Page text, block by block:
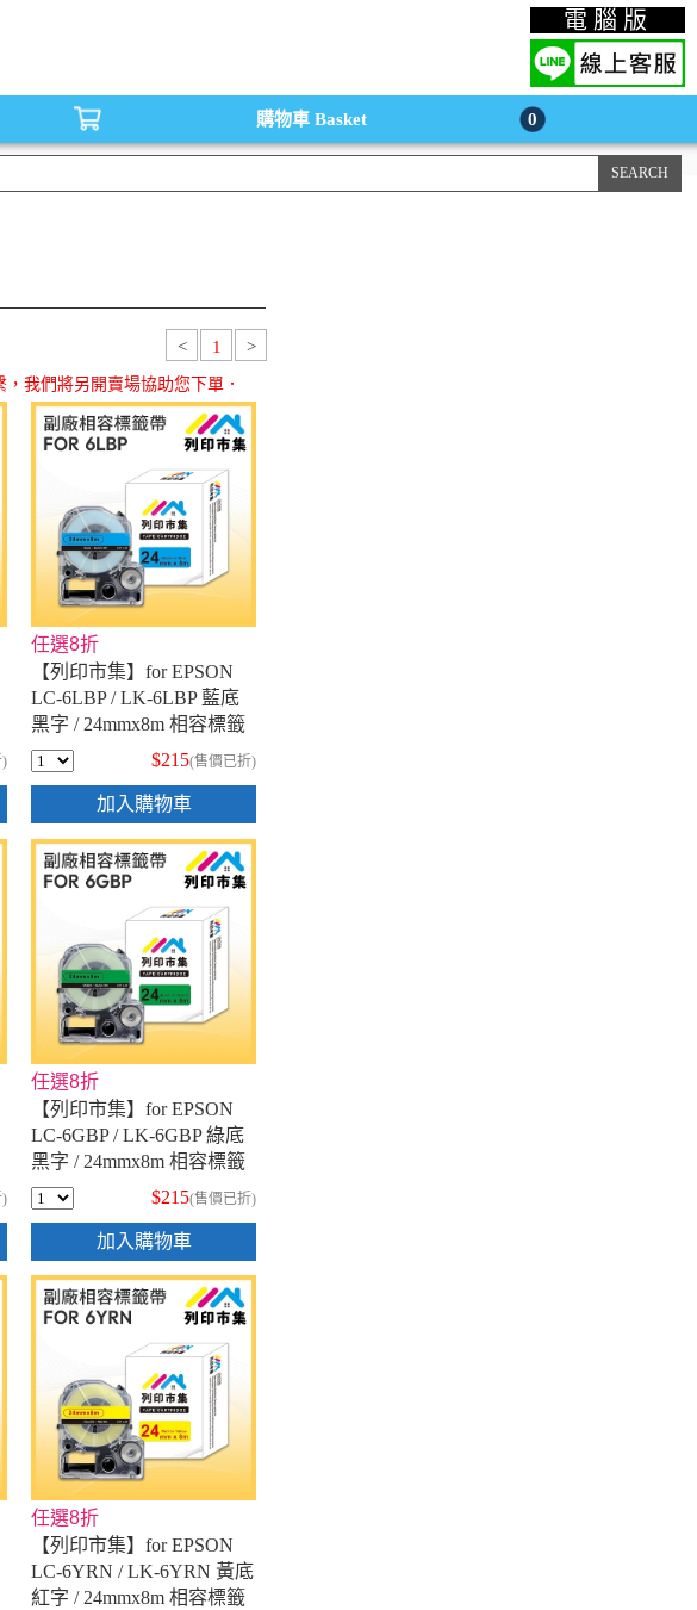
-office24列印倉庫線上購物手機版 電腦版
購物車 Basket 0
< 1 >
我們將另開賣場協助您下單．
)
任選8折
【列印市集】for EPSON
LC-6LBP / LK-6LBP 藍底
黑字 / 24mmx8m 相容標籤
帶
$215(售價已折)
加入購物車
)
任選8折
【列印市集】for EPSON
LC-6GBP / LK-6GBP 綠底
黑字 / 24mmx8m 相容標籤
帶
$215(售價已折)
加入購物車
任選8折
【列印市集】for EPSON
LC-6YRN / LK-6YRN 黃底
紅字 / 24mmx8m 相容標籤